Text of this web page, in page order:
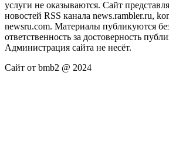
услуги не оказываются. Сайт
новостей RSS канала news.rambler.ru,
newsru.com. Материалы публикуются
ответственность за достоверность
Администрация сайта не несёт.
Сайт от bmb2 @ 2024